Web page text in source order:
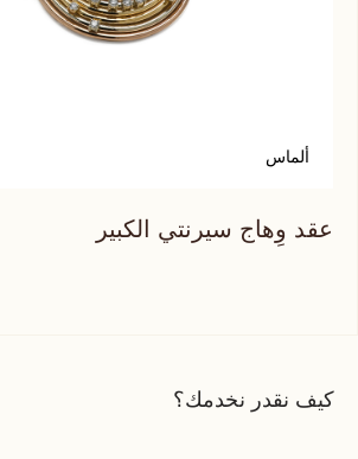
ألماس
عقد وِهاج سيرنتي الكبير
كيف نقدر نخدمك؟